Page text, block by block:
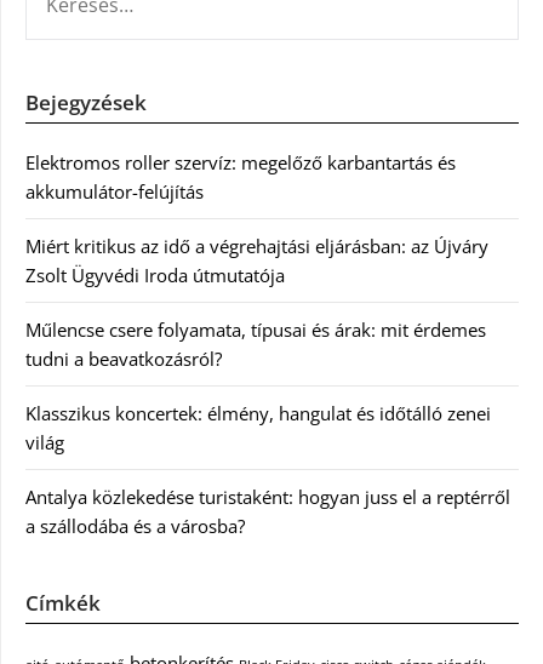
Bejegyzések
Elektromos roller szervíz: megelőző karbantartás és
akkumulátor-felújítás
Miért kritikus az idő a végrehajtási eljárásban: az Újváry
Zsolt Ügyvédi Iroda útmutatója
Műlencse csere folyamata, típusai és árak: mit érdemes
tudni a beavatkozásról?
Klasszikus koncertek: élmény, hangulat és időtálló zenei
világ
Antalya közlekedése turistaként: hogyan juss el a reptérről
a szállodába és a városba?
Címkék